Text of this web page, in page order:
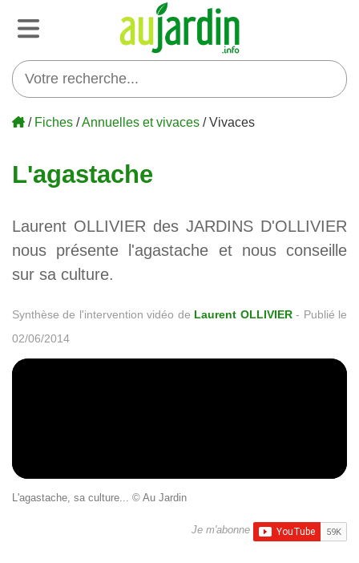
/ Fiches /Annuelles et vivaces / Vivaces
L'agastache
Laurent OLLIVIER des JARDINS D'OLLIVIER
nous présente l'agastache et nous conseille
sur sa culture.
Synthèse de l'intervention vidéo de Laurent OLLIVIER - Publié le
02/06/2014
L'agastache, sa culture... © Au Jardin
Je m'abonne